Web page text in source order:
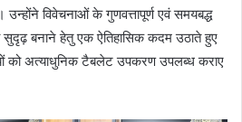
विवेचनाओं के गुणवत्तापूर्ण एवं समयबद्ध
सुदृढ़ बनाने हेतु एक ऐतिहासिक कदम उठाते हुए
को अत्याधुनिक टैबलेट उपकरण उपलब्ध कराए